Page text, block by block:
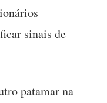
sinais de
patamar na